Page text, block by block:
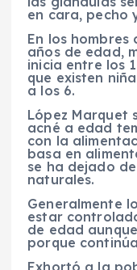
en cara, pecho
En los hombres
años de edad,
inicia entre los
que existen
a los 6.
López Marquet
acné a edad
con la
basa en
se ha dejado
naturales.
Generalmente
estar
de edad
porque
Exhortó a la